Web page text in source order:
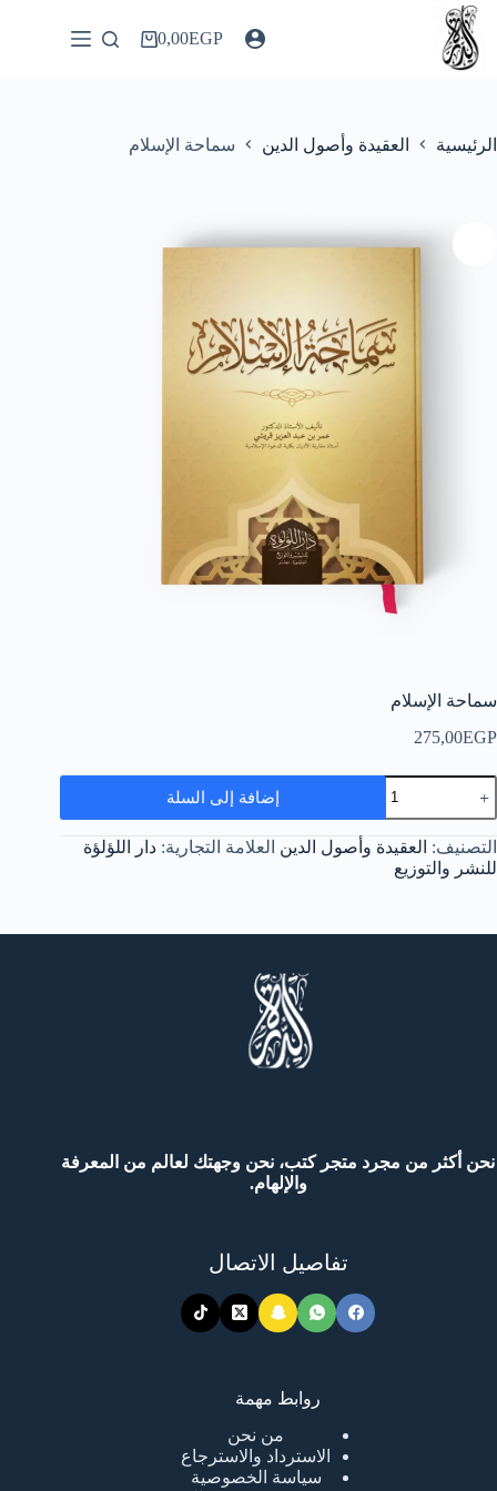
التجاوز
المحتوى
عربة0,00EGP
الرئيسية العقيدة وأصول الدين سماحة الإسلام
سماحة الإسلام
275,00EGP
كمية
سماحة
الإسلام
إضافة إلى السلة
التصنيف: العقيدة وأصول الدين العلامة التجارية: دار اللؤلؤة
للنشر والتوزيع
نحن أكثر من مجرد متجر كتب، نحن وجهتك لعالم من المعرفة
والإلهام.
تفاصيل الاتصال
روابط مهمة
من نحن
الاسترداد والاسترجاع
سياسة الخصوصية